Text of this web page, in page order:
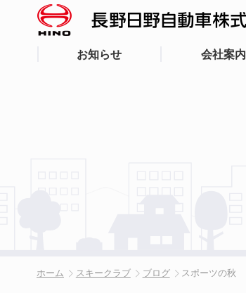
お知らせ 会社案内
ホーム スキークラブ ブログ スポーツの秋